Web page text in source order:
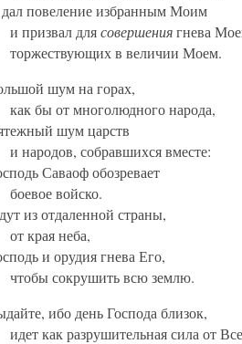
повеление избранным Моим
и призвал длясовершениягнева
торжествующих в величии Моем.
шум на горах,
как бы от многолюдного народа,
шум царств
и народов, собравшихся вместе:
Саваоф обозревает
боевое войско.
из отдаленной страны,
от края неба,
и орудия гнева Его,
чтобы сокрушить всю землю.
ибо день Господа близок,
идет как разрушительная сила от